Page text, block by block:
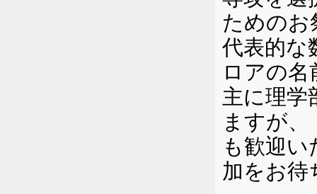
ためのお
代表的な
ロアの
主に理学
ますが
も歓迎
加をお待